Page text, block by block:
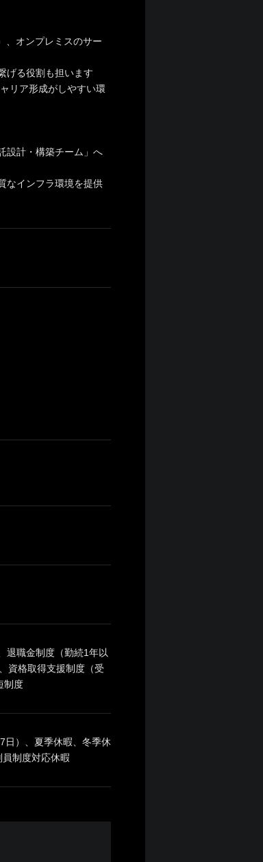
、オンプレミスのサー
げる役割も担います
リア形成がしやすい環
設計・構築チーム」へ
なインフラ環境を提供
退職金制度（勤続1年以
資格取得支援制度（受
制度
日）、夏季休暇、冬季休
制度対応休暇